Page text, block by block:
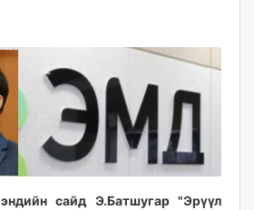
сайд Э.Батшугар "Эрүүл